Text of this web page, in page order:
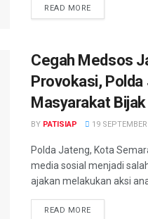
READ MOREDETAILS
Cegah Medsos
Provokasi,
Masyarakat
BY PATISIAP 19
Polda Jateng, Kota
media sosial menjadi
ajakan melakukan aksi
READ MOREDETAILS